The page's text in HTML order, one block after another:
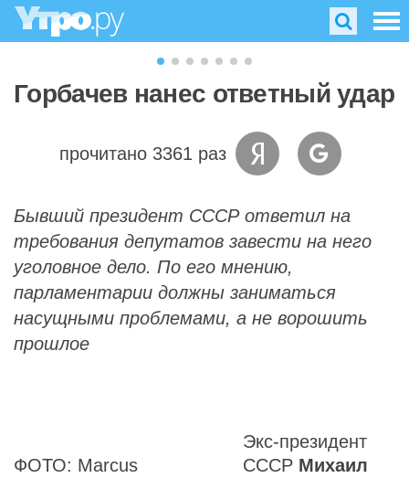
Горбачев нанес ответный удар
прочитано 3361 раз
Бывший президент СССР ответил на
требования депутатов завести на него
уголовное дело. По его мнению,
парламентарии должны заниматься
насущными проблемами, а не ворошить
прошлое
ФОТО: Marcus
Экс-президент
СССР Михаил